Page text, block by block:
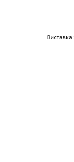
Виставка